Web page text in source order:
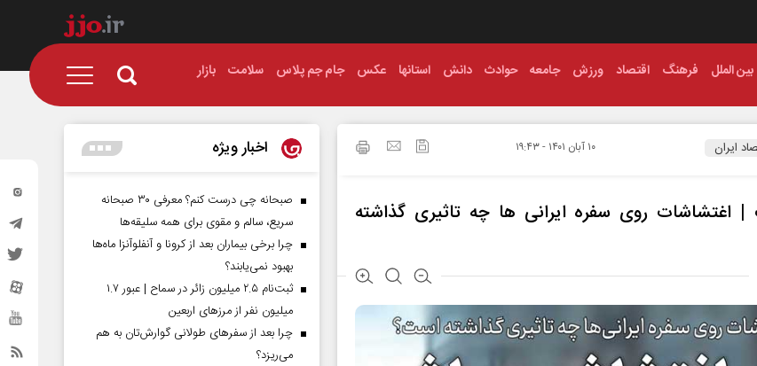
بین الملل فرهنگ اقتصاد ورزش جامعه حوادث دانش استانها عکس جام جم پلاس سلامت بازار
ایران ۱۰ آبان ۱۴۰۱ - ۱۹:۴۳
| اغتشاشات‌ روی سفره ایرانی‌ ها چه تاثیری گذاشته
اخبار ویژه
صبحانه چی درست کنم؟ معرفی ۳۰ صبحانه
سریع، سالم و مقوی برای همه سلیقه‌ها
چرا برخی بیماران بعد از کرونا و آنفلوآنزا ماه‌ها
بهبود نمی‌یابند؟
ثبت‌نام ۲.۵ میلیون زائر در سماح | عبور ۱.۷
میلیون نفر از مرز‌های اربعین
چرا بعد از سفرهای طولانی گوارش‌تان به هم
می‌ریزد؟